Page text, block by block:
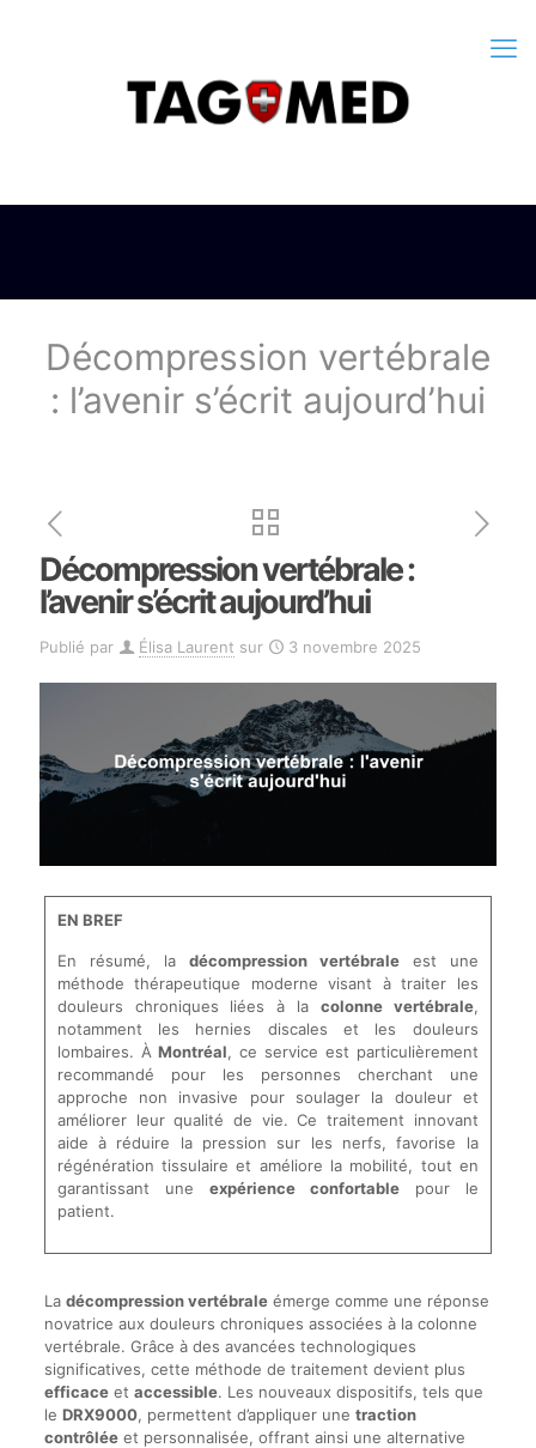
Décompression vertébrale
: l’avenir s’écrit aujourd’hui
Décompression vertébrale :
l’avenir s’écrit aujourd’hui
Publié par Élisa Laurent sur 3 novembre 2025
EN BREF
En résumé, la décompression vertébraleest une
méthode thérapeutique moderne visant à traiter les
douleurs chroniques liées à la colonne vertébrale,
notamment les hernies discales et les douleurs
lombaires. ÀMontréal, ce service est particulièrement
recommandé pour les personnes cherchant une
approche non invasive pour soulager la douleur et
améliorer leur qualité de vie. Ce traitement innovant
aide à réduire la pression sur les nerfs, favorise la
régénération tissulaire et améliore la mobilité, tout en
garantissant une expérience confortablepour le
patient.
La décompression vertébraleémerge comme une réponse
novatrice aux douleurs chroniques associées à la colonne
vertébrale. Grâce à des avancées technologiques
significatives, cette méthode de traitement devient plus
efficaceet accessible. Les nouveaux dispositifs, tels que
le DRX9000, permettent d’appliquer une traction
contrôléeet personnalisée, offrant ainsi une alternative